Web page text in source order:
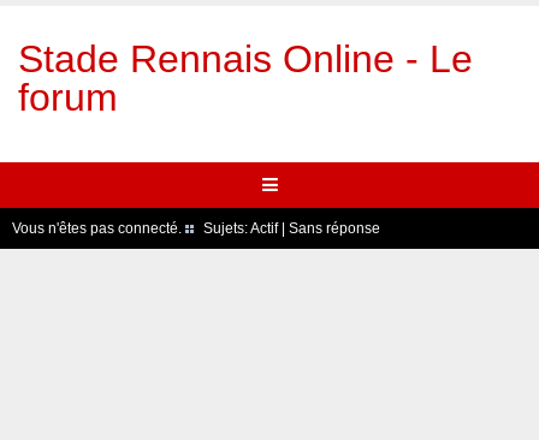
Stade Rennais Online - Le
forum
Vous n'êtes pas connecté. Sujets:Actif| Sans réponse